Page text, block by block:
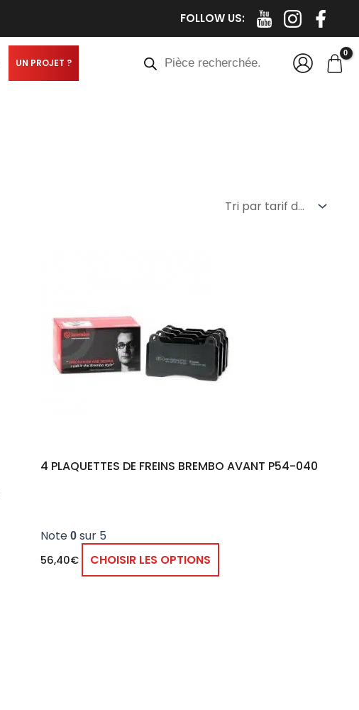
FOLLOW US:
UN PROJET ?
Recherche
produits
4 PLAQUETTES DE FREINS BREMBO AVANT P54-040
Note0 sur 5
56,40€ CHOISIR LES OPTIONS